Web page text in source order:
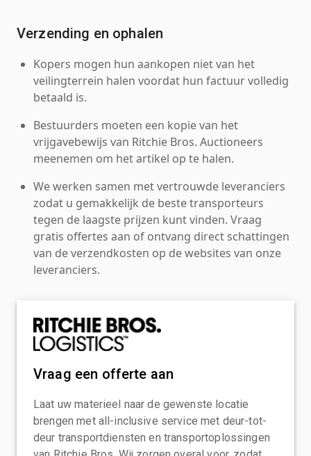
Verzending en ophalen
Kopers mogen hun aankopen niet van het
veilingterrein halen voordat hun factuur volledig
betaald is.
Bestuurders moeten een kopie van het
vrijgavebewijs van Ritchie Bros. Auctioneers
meenemen om het artikel op te halen.
We werken samen met vertrouwde leveranciers
zodat u gemakkelijk de beste transporteurs
tegen de laagste prijzen kunt vinden. Vraag
gratis offertes aan of ontvang direct schattingen
van de verzendkosten op de websites van onze
leveranciers.
Vraag een offerte aan
Laat uw materieel naar de gewenste locatie
brengen met all-inclusive service met deur-tot-
deur transportdiensten en transportoplossingen